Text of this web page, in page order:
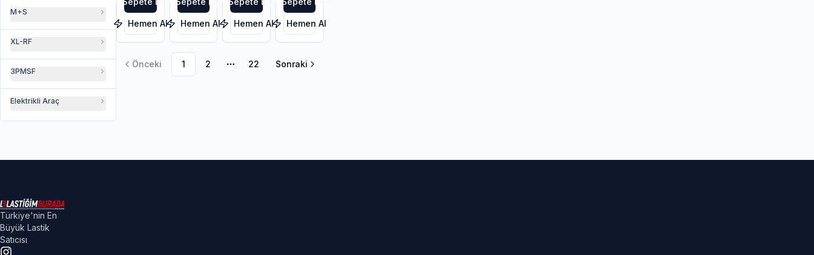
M+S
XL-RF
3PMSF
Elektrikli Araç
Hemen Al Hemen Al Hemen Al Hemen Al
Önceki 1 2
Daha fazla sayfa
22 Sonraki
Türkiye'nin En
Büyük Lastik
Satıcısı